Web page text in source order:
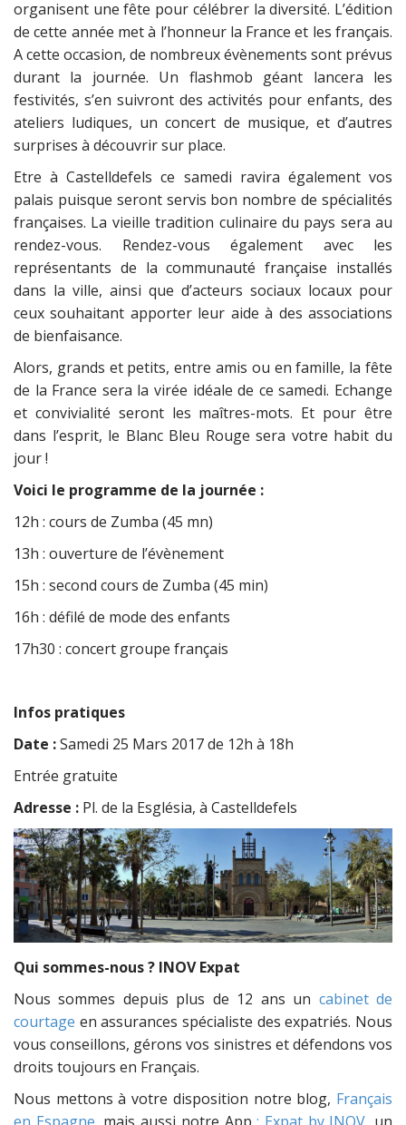
organisent une fête pour célébrer la diversité. L’édition
de cette année met à l’honneur la France et les français.
A cette occasion, de nombreux évènements sont prévus
durant la journée. Un flashmob géant lancera les
festivités, s’en suivront des activités pour enfants, des
ateliers ludiques, un concert de musique, et d’autres
surprises à découvrir sur place.
Etre à Castelldefels ce samedi ravira également vos
palais puisque seront servis bon nombre de spécialités
françaises. La vieille tradition culinaire du pays sera au
rendez-vous. Rendez-vous également avec les
représentants de la communauté française installés
dans la ville, ainsi que d’acteurs sociaux locaux pour
ceux souhaitant apporter leur aide à des associations
de bienfaisance.
Alors, grands et petits, entre amis ou en famille, la fête
de la France sera la virée idéale de ce samedi. Echange
et convivialité seront les maîtres-mots. Et pour être
dans l’esprit, le Blanc Bleu Rouge sera votre habit du
jour !
Voici le programme de la journée :
12h : cours de Zumba (45 mn)
13h : ouverture de l’évènement
15h : second cours de Zumba (45 min)
16h : défilé de mode des enfants
17h30 : concert groupe français
Infos pratiques
Date :Samedi 25 Mars 2017 de 12h à 18h
Entrée gratuite
Adresse : Pl. de la Església, à Castelldefels
Qui sommes-nous ? INOV Expat
Nous sommes depuis plus de 12 ans un cabinet de
courtage en assurances spécialiste des expatriés. Nous
vous conseillons, gérons vos sinistres et défendons vos
droits toujours en Français.
Nous mettons à votre disposition notre blog, Français